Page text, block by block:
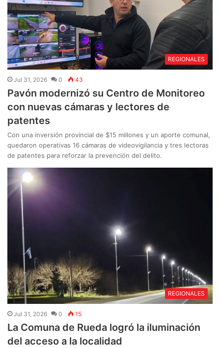
REGIONALES
Jul 31, 2026 0 43
Pavón modernizó su Centro de Monitoreo
con nuevas cámaras y lectores de
patentes
Con una inversión provincial de $15 millones y un aporte comunal,
quedaron operativas 16 cámaras de videovigilancia y tres lectoras
de patentes para reforzar la prevención del delito.
REGIONALES
Jul 31, 2026 0 15
La Comuna de Rueda logró la iluminación
del acceso a la localidad